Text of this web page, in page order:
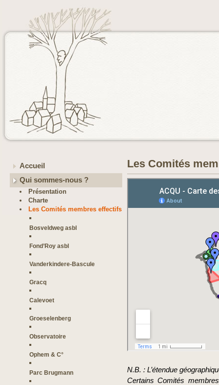
Accueil
Qui sommes-nous ?
Présentation
Charte
Les Comités membres effectifs
Bosveldweg asbl
Fond’Roy asbl
Vanderkindere-Bascule
Gracq
Calevoet
Groeselenberg
Observatoire
Ophem & C°
Parc Brugmann
Les Comités
N.B. : L’étendue
Certains Comités